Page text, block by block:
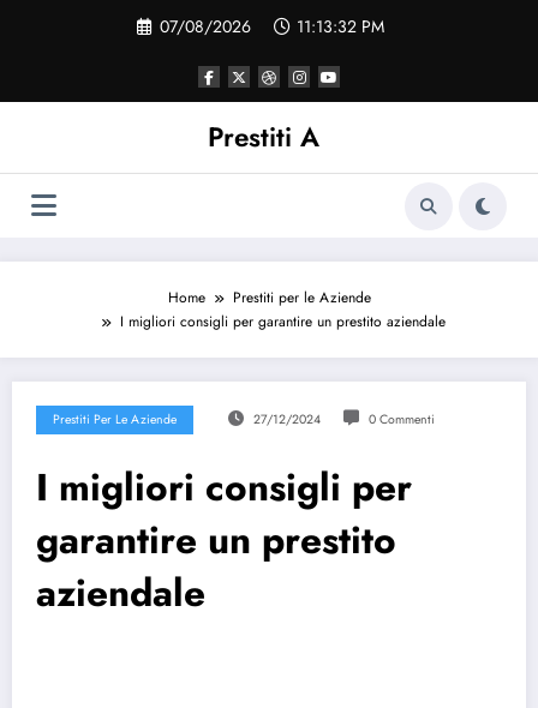
07/08/2026 11:13:32 PM
Prestiti A
Home
Prestiti per le Aziende
I migliori consigli per garantire un prestito aziendale
Prestiti Per Le Aziende 27/12/2024 0 Commenti
I migliori consigli per
garantire un prestito
aziendale